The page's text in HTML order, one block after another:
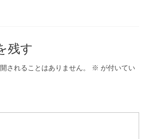
残す
されることはありません。 ※ が付いてい